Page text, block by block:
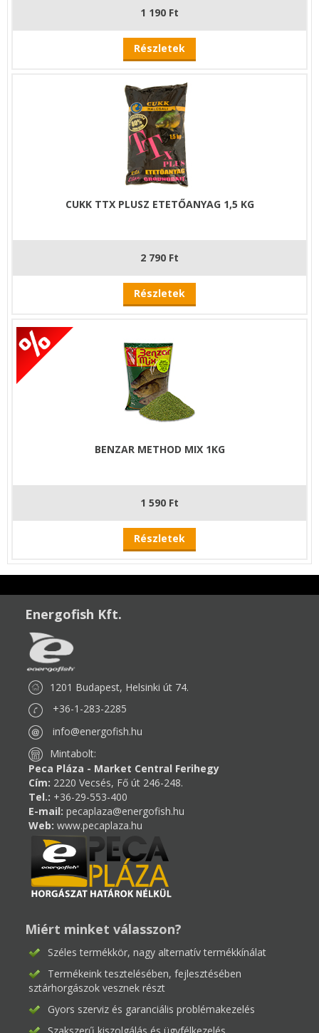
1 190 Ft
Részletek
CUKK TTX PLUSZ ETETŐANYAG 1,5 KG
2 790 Ft
Részletek
BENZAR METHOD MIX 1KG
1 590 Ft
Részletek
Energofish Kft.
1201 Budapest, Helsinki út 74.
+36-1-283-2285
info@energofish.hu
Mintabolt:
Peca Pláza - Market Central Ferihegy
Cím: 2220 Vecsés, Fő út 246-248.
Tel.: +36-29-553-400
E-mail: pecaplaza@energofish.hu
Web: www.pecaplaza.hu
Miért minket válasszon?
Széles termékkör, nagy alternatív termékkínálat
Termékeink tesztelésében, fejlesztésében
sztárhorgászok vesznek részt
Gyors szerviz és garanciális problémakezelés
Szakszerű kiszolgálás és ügyfélkezelés